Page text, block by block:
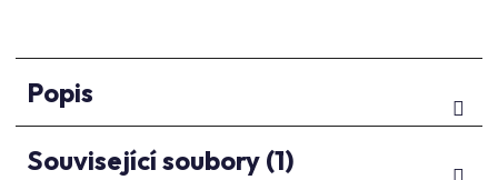
Popis
Související soubory (1)